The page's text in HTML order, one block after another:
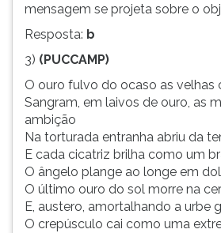
mensagem se projeta sobre o
Resposta: b
3) (PUCCAMP)
O ouro fulvo do ocaso as velhas
Sangram, em laivos de ouro, as
ambição
Na torturada entranha abriu da
E cada cicatriz brilha como um
O ângelo plange ao longe em
O último ouro do sol morre na
E, austero, amortalhando a urbe
O crepúsculo cai como uma